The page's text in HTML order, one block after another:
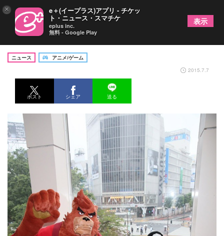
渋谷の街にくまモン＆バケモノ級の巨大熊が出没！
ニュース
アニメ/ゲーム
2015.7.7
ポスト シェア 送る
× e＋(イープラス)アプリ - チケッ
ト・ニュース・スマチケ
eplus inc.
無料 - Google Play
表示